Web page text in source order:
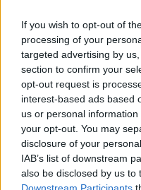
If you wish to opt-out of
processing of your
targeted advertising by
section to confirm your
opt-out request is
interest-based ads based
us or personal
your opt-out. You may
disclosure of your
IAB’s list of downstream
also be disclosed by us to
Downstream Participants
HORNER •2024. május 06.
Május első péntekjén
koncertszervezők. Mi,
csak kapkodhattuk a
bejelentések közt, és
folyamatosan
fővárosban rögtön
A Dürerben az…